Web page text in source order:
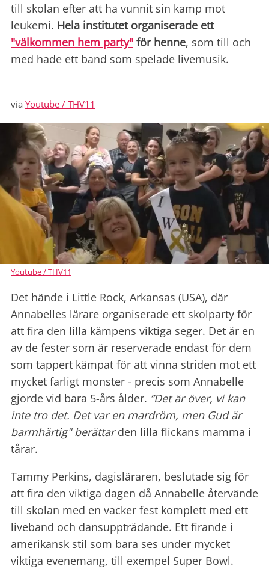
till skolan efter att ha vunnit sin kamp mot
leukemi. Hela institutet organiserade ett
"välkommen hem party" för henne, som till och
med hade ett band som spelade livemusik.
via Youtube / THV11
Youtube / THV11
Det hände i Little Rock, Arkansas (USA), där
Annabelles lärare organiserade ett skolparty för
att fira den lilla kämpens viktiga seger. Det är en
av de fester som är reserverade endast för dem
som tappert kämpat för att vinna striden mot ett
mycket farligt monster - precis som Annabelle
gjorde vid bara 5-års ålder. ”Det är över, vi kan
inte tro det. Det var en mardröm, men Gud är
barmhärtig" berättarden lilla flickans mamma i
tårar.
Tammy Perkins, dagisläraren, beslutade sig för
att fira den viktiga dagen då Annabelle återvände
till skolan med en vacker fest komplett med ett
liveband och dansuppträdande. Ett firande i
amerikansk stil som bara ses under mycket
viktiga evenemang, till exempel Super Bowl.